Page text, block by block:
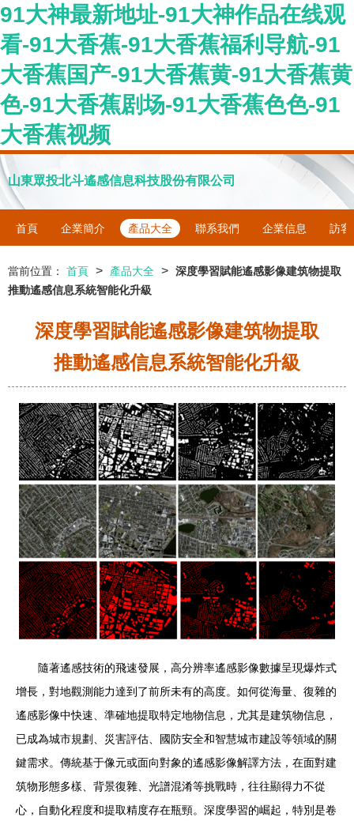
91大神最新地址-91大神作品在线观
看-91大香蕉-91大香蕉福利导航-91
大香蕉国产-91大香蕉黄-91大香蕉黄
色-91大香蕉剧场-91大香蕉色色-91
大香蕉视频
山東眾投北斗遙感信息科技股份有限公司
首頁 企業簡介 產品大全 聯系我們 企業信息 訪客
當前位置： 首頁 > 產品大全 > 深度學習賦能遙感影像建筑物提取
推動遙感信息系統智能化升級
深度學習賦能遙感影像建筑物提取
推動遙感信息系統智能化升級
隨著遙感技術的飛速發展，高分辨率遙感影像數據呈現爆炸式
增長，對地觀測能力達到了前所未有的高度。如何從海量、復雜的
遙感影像中快速、準確地提取特定地物信息，尤其是建筑物信息，
已成為城市規劃、災害評估、國防安全和智慧城市建設等領域的關
鍵需求。傳統基于像元或面向對象的遙感影像解譯方法，在面對建
筑物形態多樣、背景復雜、光譜混淆等挑戰時，往往顯得力不從
心，自動化程度和提取精度存在瓶頸。深度學習的崛起，特別是卷